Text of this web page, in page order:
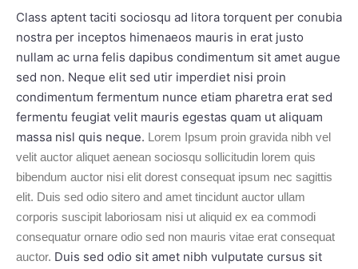
Class aptent taciti sociosqu ad litora torquent per conubia
nostra per inceptos himenaeos mauris in erat justo
nullam ac urna felis dapibus condimentum sit amet augue
sed non. Neque elit sed utir imperdiet nisi proin
condimentum fermentum nunce etiam pharetra erat sed
fermentu feugiat velit mauris egestas quam ut aliquam
massa nisl quis neque. Lorem Ipsum proin gravida nibh vel
velit auctor aliquet aenean sociosqu sollicitudin lorem quis
bibendum auctor nisi elit dorest consequat ipsum nec sagittis
elit. Duis sed odio sitero and amet tincidunt auctor ullam
corporis suscipit laboriosam nisi ut aliquid ex ea commodi
consequatur ornare odio sed non mauris vitae erat consequat
auctor. Duis sed odio sit amet nibh vulputate cursus sit